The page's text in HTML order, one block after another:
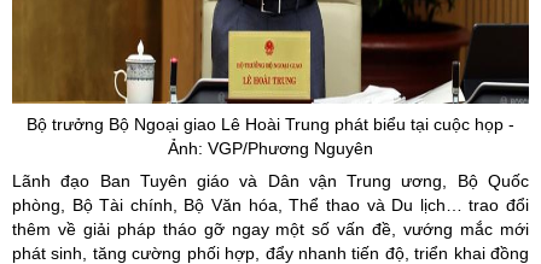
Bộ trưởng Bộ Ngoại giao Lê Hoài Trung phát biểu tại cuộc họp -
Ảnh: VGP/Phương Nguyên
Lãnh đạo Ban Tuyên giáo và Dân vận Trung ương, Bộ Quốc
phòng, Bộ Tài chính, Bộ Văn hóa, Thể thao và Du lịch… trao đổi
thêm về giải pháp tháo gỡ ngay một số vấn đề, vướng mắc mới
phát sinh, tăng cường phối hợp, đẩy nhanh tiến độ, triển khai đồng